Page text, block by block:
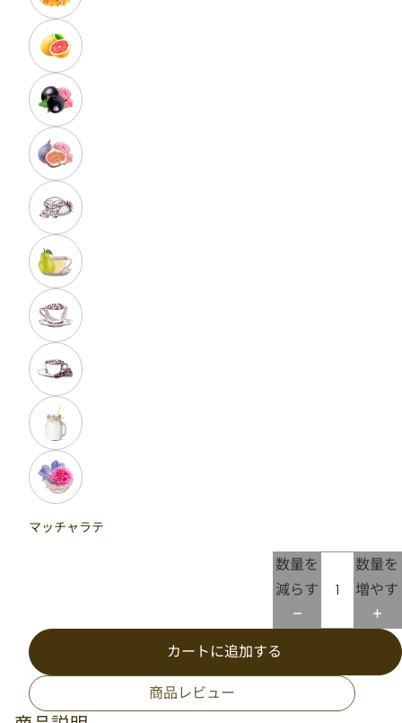
マッチャラテ
数量を
減らす
数量を
増やす
カートに追加する
商品レビュー